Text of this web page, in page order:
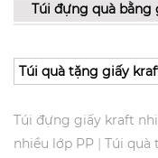
Túi đựng quà bằng
Túi quà tặng giấy
Túi đựng giấy kraft
nhiều lớp PP | Túi quà